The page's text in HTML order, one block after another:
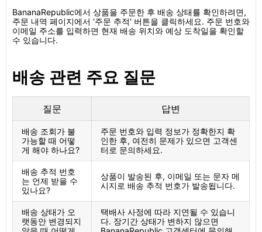
BananaRepublic에서 상품을 주문한 후 배송 상태를 확인하려면,
주문 내역 페이지에서 '주문 추적' 버튼을 클릭하세요. 주문 번호와
이메일 주소를 입력하면 현재 배송 위치와 예상 도착일을 확인할
수 있습니다.
배송 관련 주요 질문
질문 답변
배송 조회가 불
가능할 때 어떻
게 해야 하나요?
주문 번호와 입력 정보가 정확한지 확
인한 후, 여전히 문제가 있으면 고객센
터로 문의하세요.
배송 추적 번호
는 언제 받을 수
있나요?
상품이 발송된 후, 이메일 또는 문자 메
시지로 배송 추적 번호가 발송됩니다.
배송 상태가 오
랫동안 변경되지
택배사 사정에 따라 지연될 수 있습니
다. 장기간 상태가 변하지 않으면